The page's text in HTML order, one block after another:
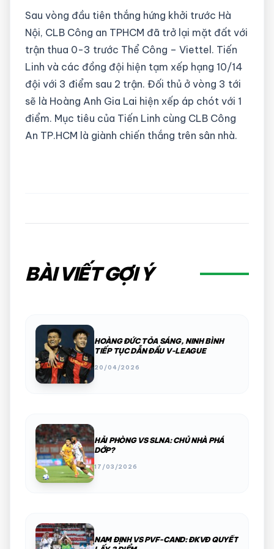
Sau vòng đầu tiên thắng hứng khởi trước Hà
Nội, CLB Công an TPHCM đã trở lại mặt đất với
trận thua 0-3 trước Thể Công – Viettel. Tiến
Linh và các đồng đội hiện tạm xếp hạng 10/14
đội với 3 điểm sau 2 trận. Đối thủ ở vòng 3 tới
sẽ là Hoàng Anh Gia Lai hiện xếp áp chót với 1
điểm. Mục tiêu của Tiến Linh cùng CLB Công
An TP.HCM là giành chiến thắng trên sân nhà.
BÀI VIẾT GỢI Ý
HOÀNG ĐỨC TỎA SÁNG, NINH BÌNH
TIẾP TỤC DẪN ĐẦU V-LEAGUE
20/04/2026
HẢI PHÒNG VS SLNA: CHỦ NHÀ PHÁ
DỚP?
17/03/2026
NAM ĐỊNH VS PVF-CAND: ĐKVĐ QUYẾT